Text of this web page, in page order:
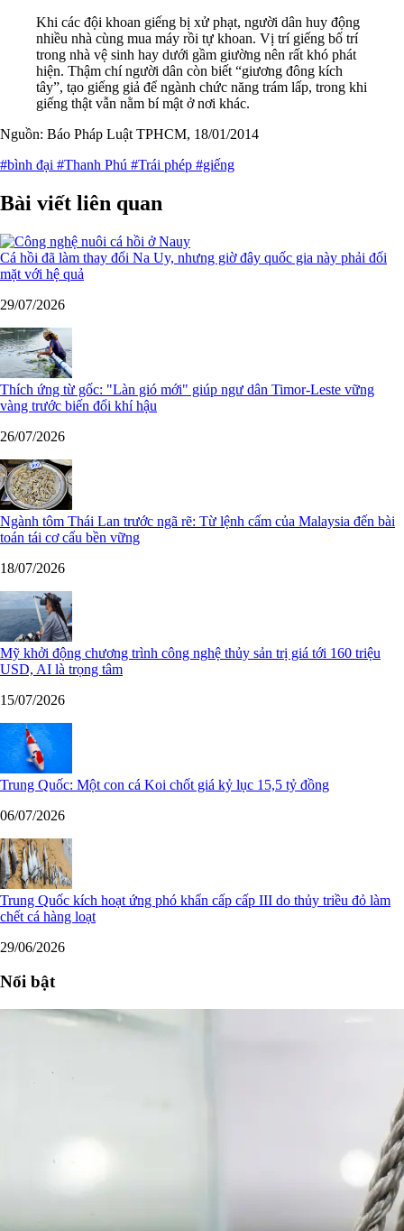
Khi các đội khoan giếng bị xử phạt, người dân huy động
nhiều nhà cùng mua máy rồi tự khoan. Vị trí giếng bố trí
trong nhà vệ sinh hay dưới gầm giường nên rất khó phát
hiện. Thậm chí người dân còn biết “giương đông kích
tây”, tạo giếng giả để ngành chức năng trám lấp, trong khi
giếng thật vẫn nằm bí mật ở nơi khác.
Nguồn: Báo Pháp Luật TPHCM, 18/01/2014
#bình đại #Thanh Phú #Trái phép #giếng
Bài viết liên quan
Cá hồi đã làm thay đổi Na Uy, nhưng giờ đây quốc gia này phải đối
mặt với hệ quả
29/07/2026
Thích ứng từ gốc: "Làn gió mới" giúp ngư dân Timor-Leste vững
vàng trước biến đổi khí hậu
26/07/2026
Ngành tôm Thái Lan trước ngã rẽ: Từ lệnh cấm của Malaysia đến bài
toán tái cơ cấu bền vững
18/07/2026
Mỹ khởi động chương trình công nghệ thủy sản trị giá tới 160 triệu
USD, AI là trọng tâm
15/07/2026
Trung Quốc: Một con cá Koi chốt giá kỷ lục 15,5 tỷ đồng
06/07/2026
Trung Quốc kích hoạt ứng phó khẩn cấp cấp III do thủy triều đỏ làm
chết cá hàng loạt
29/06/2026
Nổi bật